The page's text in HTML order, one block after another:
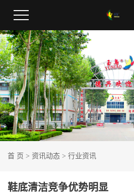
首 页 > 资讯动态 > 行业资讯
鞋底清洁竞争优势明显